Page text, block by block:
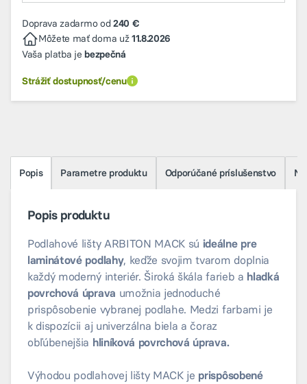
Doprava zadarmo od240 €
Môžete mať doma už11.8.2026
Vaša platba jebezpečná
Strážiť dostupnosť/cenu
Popis Parametre produktu Odporúčané príslušenstvo
Popis produktu
Podlahové lišty ARBITON MACK sú ideálne pre
laminátové podlahy, keďže svojim tvarom doplnia
každý moderný interiér. Široká škála farieb a hladká
povrchová úprava umožnia jednoduché
prispôsobenie vybranej podlahe. Medzi farbami je
k dispozícii aj univerzálna biela a čoraz
obľúbenejšia hliníková povrchová úprava.
Výhodou podlahovej lišty MACK je prispôsobené